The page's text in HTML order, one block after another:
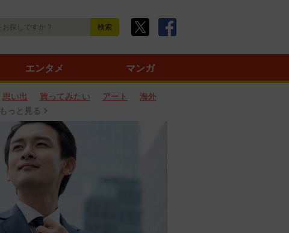
エンタメ マンガ
思い出 買ってみたい アート
海外
もっと見る